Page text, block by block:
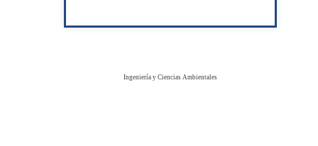
Ingeniería y Ciencias Ambientales